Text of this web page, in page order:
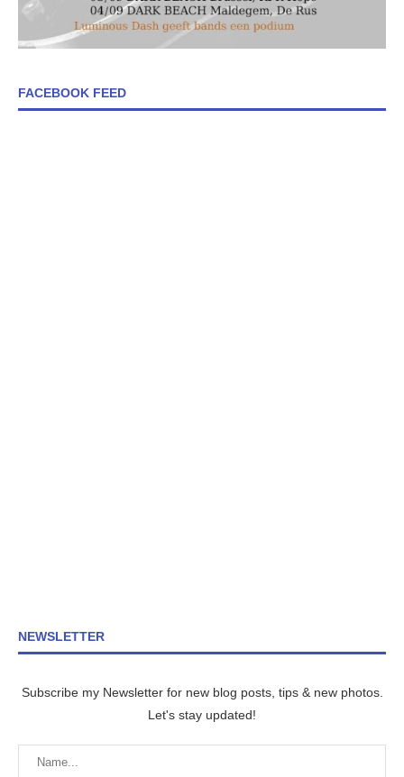
FACEBOOK FEED
NEWSLETTER
Subscribe my Newsletter for new blog posts, tips & new photos.
Let's stay updated!